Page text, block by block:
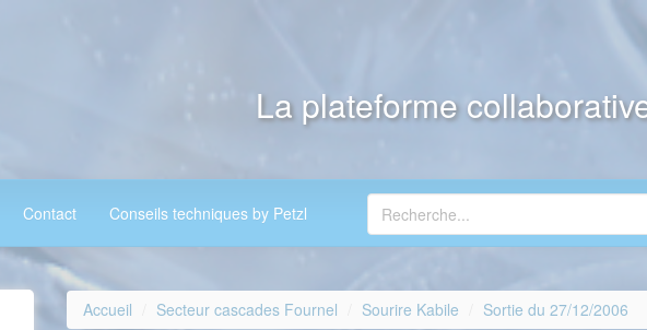
La plateforme
Contact Conseils techniques by Petzl
Accueil Secteur cascades Fournel Sourire Kabile Sortie du 27/12/2006